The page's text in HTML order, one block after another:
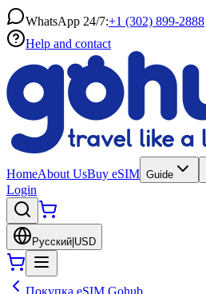
WhatsApp 24/7:+1 (302) 899-2888
Help and contact
HomeAbout UsBuy eSIM Guide
Login
Русский USD
Покупка eSIM Gohub